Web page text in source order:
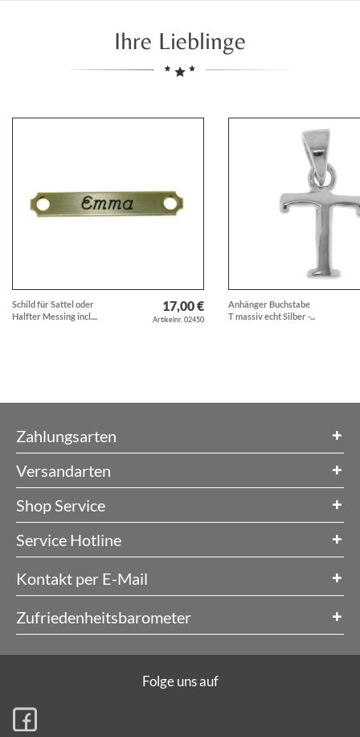
Ihre Lieblinge
Schild für Sattel oder
Halfter Messing incl....
17,00 €
Artikelnr. 02450
Anhänger Buchstabe
T massiv echt Silber -...
Zahlungsarten
Versandarten
Shop Service
Service Hotline
Kontakt per E-Mail
Zufriedenheitsbarometer
Folge uns auf